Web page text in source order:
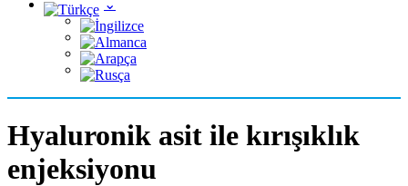
Hyaluronik asit ile kırışıklık
enjeksiyonu